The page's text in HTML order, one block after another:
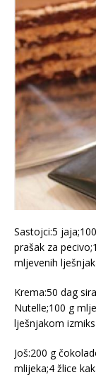
Sastojci:5
prašak za
mljevenih
Krema:50 dag
Nutelle;100 g
lješnjakom
Još:200 g
mlijeka;4 žlice